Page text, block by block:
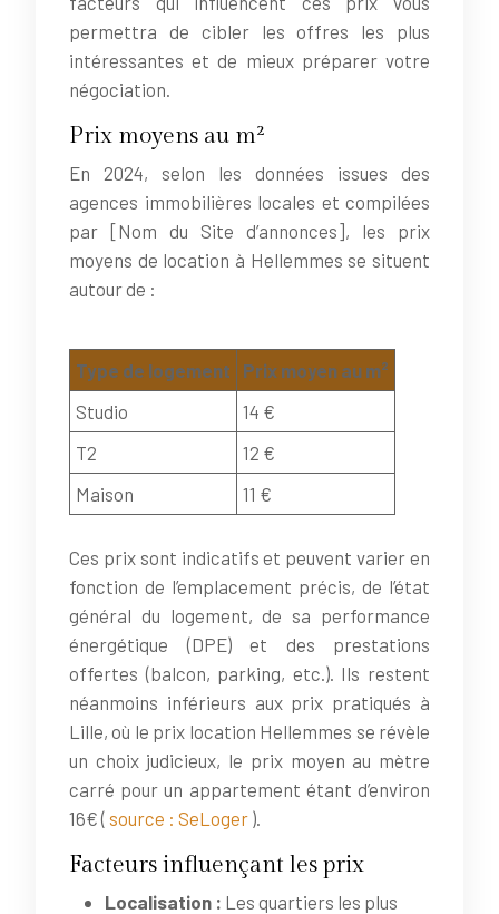
permettra de cibler les offres les plus
intéressantes et de mieux préparer votre
négociation.
Prix moyens au m²
En 2024, selon les données issues des
agences immobilières locales et compilées
par [Nom du Site d’annonces], les prix
moyens de location à Hellemmes se situent
autour de :
Type de logement
Prix moyen au m²
Studio
14 €
T2
12 €
Maison
11 €
Ces prix sont indicatifs et peuvent varier en
fonction de l’emplacement précis, de l’état
général du logement, de sa performance
énergétique (DPE) et des prestations
offertes (balcon, parking, etc.). Ils restent
néanmoins inférieurs aux prix pratiqués à
Lille, où le prix location Hellemmes se révèle
un choix judicieux, le prix moyen au mètre
carré pour un appartement étant d’environ
16€ ( source : SeLoger ).
Facteurs influençant les prix
Localisation : Les quartiers les plus